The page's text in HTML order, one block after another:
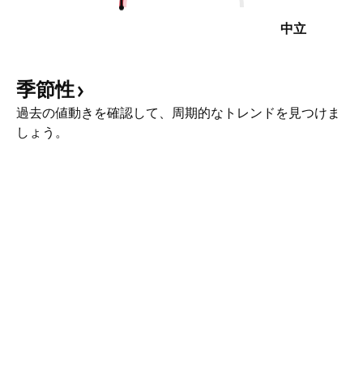
中立
季節性
過去の値動きを確認して、周期的なトレンドを見つけま
しょう。